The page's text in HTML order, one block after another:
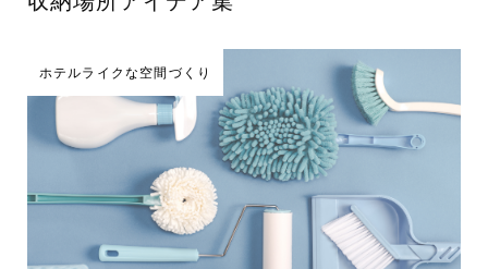
ホテルライクな空間づくり